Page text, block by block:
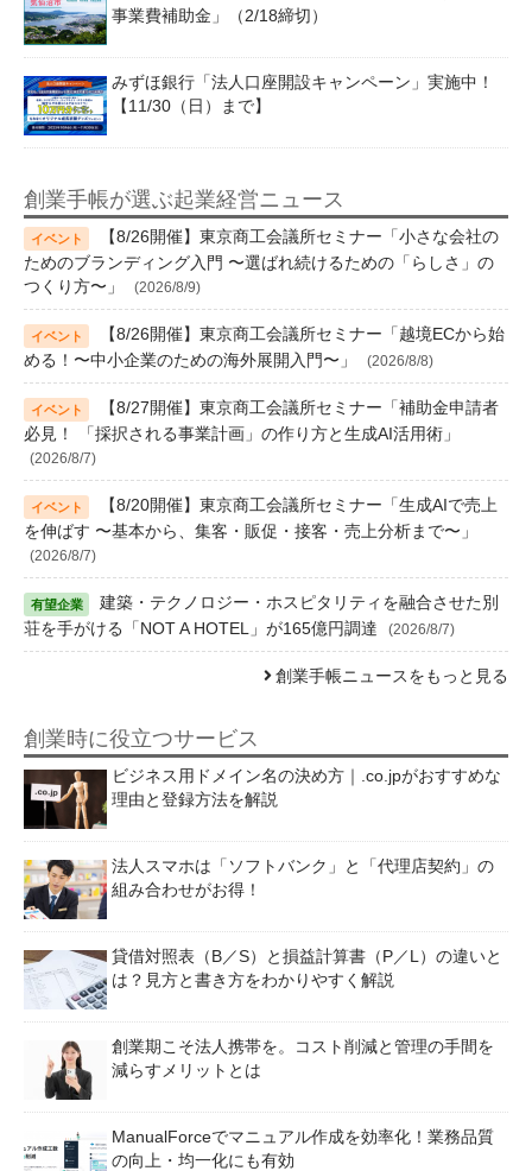
事業費補助金」（2/18締切）
みずほ銀行「法人口座開設キャンペーン」実施中！
【11/30（日）まで】
創業手帳が選ぶ起業経営ニュース
【8/26開催】東京商工会議所セミナー「小さな会社の
ためのブランディング入門 〜選ばれ続けるための「らしさ」の
つくり方〜」
(2026/8/9)
【8/26開催】東京商工会議所セミナー「越境ECから始
める！〜中小企業のための海外展開入門〜」
(2026/8/8)
【8/27開催】東京商工会議所セミナー「補助金申請者
必見！ 「採択される事業計画」の作り方と生成AI活用術」
(2026/8/7)
【8/20開催】東京商工会議所セミナー「生成AIで売上
を伸ばす 〜基本から、集客・販促・接客・売上分析まで〜」
(2026/8/7)
建築・テクノロジー・ホスピタリティを融合させた別
荘を手がける「NOT A HOTEL」が165億円調達
(2026/8/7)
創業手帳ニュースをもっと見る
創業時に役立つサービス
ビジネス用ドメイン名の決め方｜.co.jpがおすすめな
理由と登録方法を解説
法人スマホは「ソフトバンク」と「代理店契約」の
組み合わせがお得！
貸借対照表（B／S）と損益計算書（P／L）の違いと
は？見方と書き方をわかりやすく解説
創業期こそ法人携帯を。コスト削減と管理の手間を
減らすメリットとは
ManualForceでマニュアル作成を効率化！業務品質
の向上・均一化にも有効